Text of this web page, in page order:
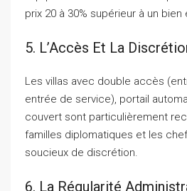
prix 20 à 30% supérieur à un bien
5. L’Accès Et La
Les villas avec double accès
entrée de service), portail
couvert sont particulièrement
familles diplomatiques et les
soucieux de discrétion.
6. La Régularité